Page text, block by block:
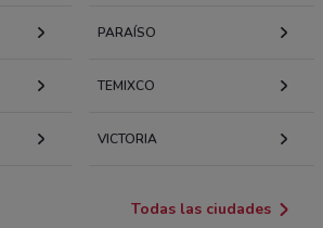
PARAÍSO
TEMIXCO
VICTORIA
Todas las ciudades